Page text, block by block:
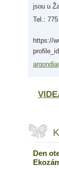
jsou u
Tel.:
https://
argondia
Den